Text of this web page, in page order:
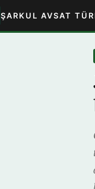
ŞARKUL AVSAT